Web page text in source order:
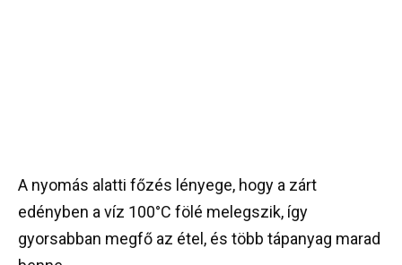
A nyomás alatti főzés lényege, hogy a zárt
edényben a víz 100°C fölé melegszik, így
gyorsabban megfő az étel, és több tápanyag marad